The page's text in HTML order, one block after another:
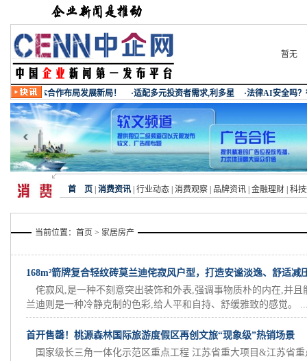
暂无
首 页 消费资讯 行业动态 消费观察 品牌资讯 金融理财 科
当前位置： 首页 > 家居房产
168m²箭牌复合轻纹砖莫兰迪侘寂风户型，打造安谧淡逸、舒适减
侘寂风,是一种不刻意突出装饰和外表,强调事物质朴的内在,并
兰迪则是一种冷静克制的色彩,给人平和自持、舒缓雅致的感觉。
首开售罄！桃源森林国际旅游度假区再创文旅“现象级”热销场景
国家级长三角一体化示范区重点工程 江苏省重大项目&江苏省